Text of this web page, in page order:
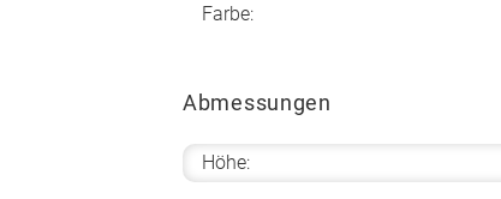
Farbe:
Abmessungen
Höhe: